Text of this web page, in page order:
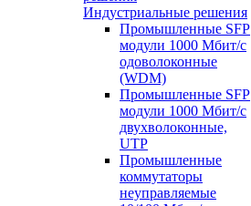
Индустриальные решения
Промышленные SFP
модули 1000 Мбит/c
одоволоконные
(WDM)
Промышленные SFP
модули 1000 Мбит/c
двухволоконные,
UTP
Промышленные
коммутаторы
неуправляемые